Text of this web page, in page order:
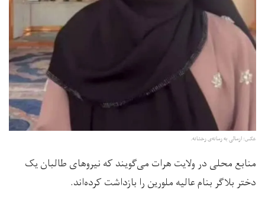
عکس: ارسالی به رسانه‌ی رخشانه.
منابع محلی در ولایت هرات می‌گویند که نیروهای طالبان یک
دختر بلاگر بنام عالیه ملورین را بازداشت کرده‌اند.